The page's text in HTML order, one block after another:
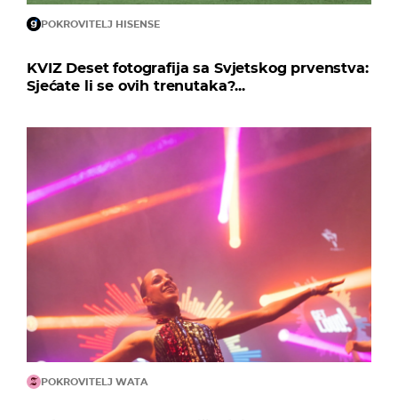
POKROVITELJ HISENSE
KVIZ Deset fotografija sa Svjetskog prvenstva:
Sjećate li se ovih trenutaka?...
POKROVITELJ WATA